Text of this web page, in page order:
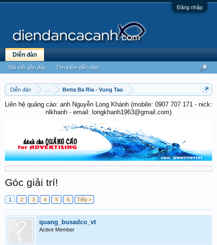
Đăng nhập
Diễn đàn Betta Ba Ria - Vung Tau
Liên hệ quảng cáo: anh Nguyễn Long Khánh (mobile: 0907 707 171 - nick:
nlkhanh - email: longkhanh1963@gmail.com)
Góc giải trí!
1 2 3 4 5 6 Tiếp >
quang_busadco_vt
Active Member
Diễn đàn
Bài viết gần đây Tìm kiếm diễn đàn